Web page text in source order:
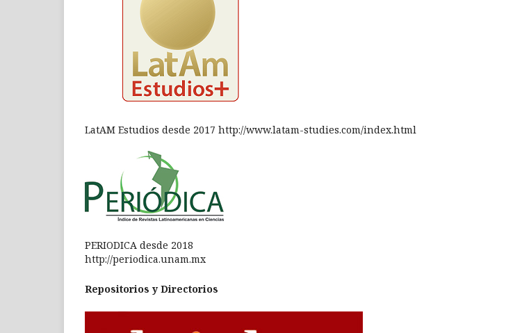
LatAM Estudios desde 2017 http://www.latam-studies.com/index.html
PERIODICA desde 2018
http://periodica.unam.mx
Repositorios y Directorios